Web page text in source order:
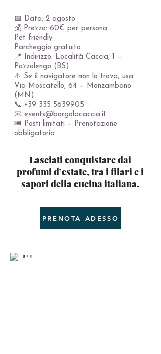
📅 Data: 2 agosto
💰 Prezzo: 60€ per persona
Pet friendly
Parcheggio gratuito
📍 Indirizzo: Località Caccia, 1 –
Pozzolengo (BS)
⚠️ Se il navigatore non lo trova, usa:
Via Moscatello, 64 – Monzambano
(MN)
📞 +39 335 5639905
📧 events@borgolacaccia.it
🎟️ Posti limitati – Prenotazione
obbligatoria
Lasciati conquistare dai
profumi d’estate, tra i filari e i
sapori della cucina italiana.
PRENOTA ADESSO